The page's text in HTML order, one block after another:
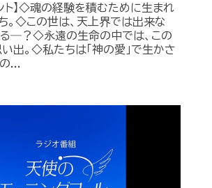
ト】◇魂の経験を積むために生まれ
。◇この世は、天上界では出来な
―？◇永遠の生命の中では、この
出。◇私たちは「神の愛」で生かさ
...